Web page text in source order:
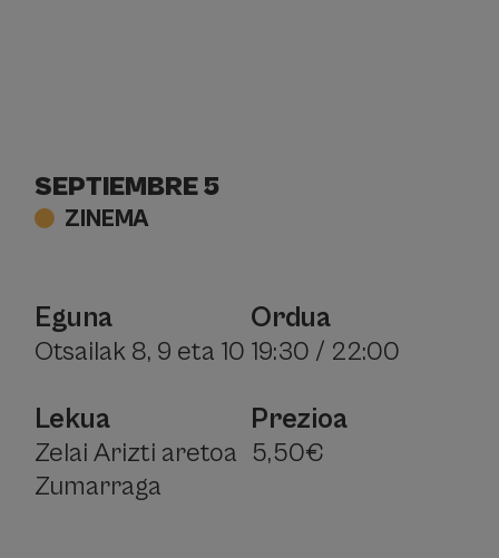
SEPTIEMBRE 5
ZINEMA
Eguna
Otsailak 8, 9 eta 10
Lekua
Zelai Arizti aretoa
Zumarraga
Ordua
19:30 / 22:00
Prezioa
5,50€